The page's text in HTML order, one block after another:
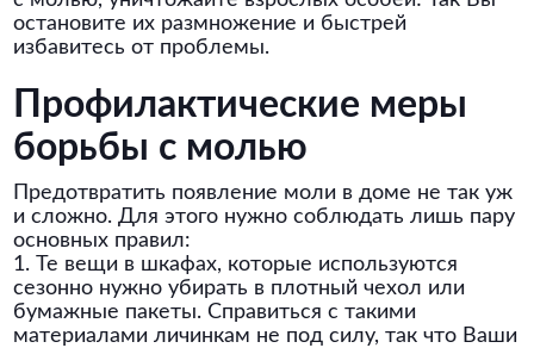
остановите их размножение и быстрей
избавитесь от проблемы.
Профилактические меры
борьбы с молью
Предотвратить появление моли в доме не так уж
и сложно. Для этого нужно соблюдать лишь пару
основных правил:
1. Те вещи в шкафах, которые используются
сезонно нужно убирать в плотный чехол или
бумажные пакеты. Справиться с такими
материалами личинкам не под силу, так что Ваши